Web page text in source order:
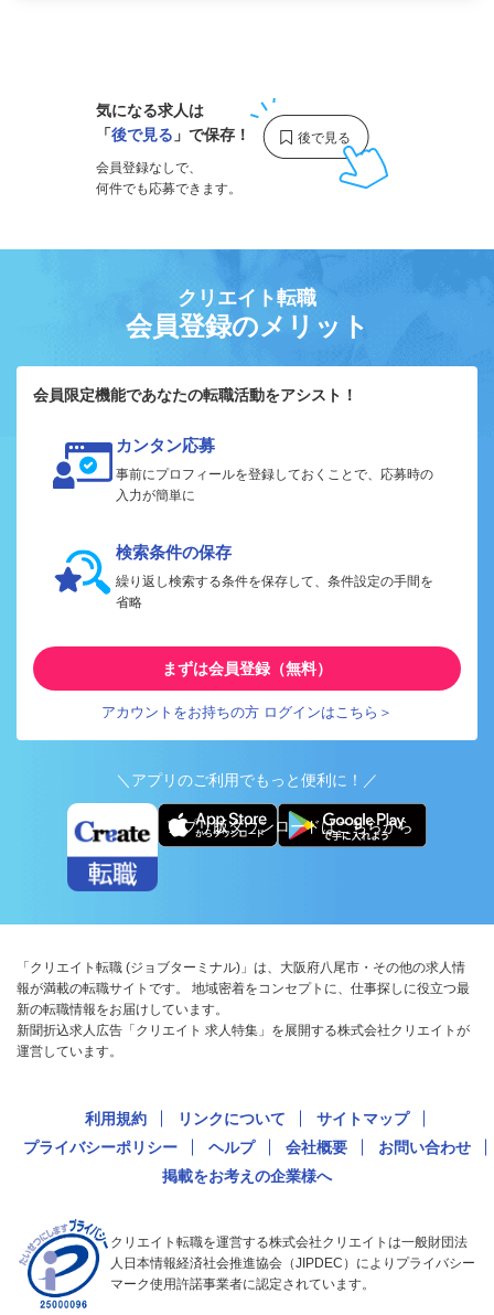
気になる求人は
「後で見る 」で保存！
会員登録なしで、
何件でも応募できます。
クリエイト転職
会員登録のメリット
会員限定機能であなたの転職活動をアシスト！
カンタン応募
事前にプロフィールを登録しておくことで、応募時の
入力が簡単に
検索条件の保存
繰り返し検索する条件を保存して、条件設定の手間を
省略
まずは会員登録（無料）
アカウントをお持ちの方 ログインはこちら＞
＼アプリのご利用でもっと便利に！／
アプリ版ダウンロードはこちらから
「クリエイト転職 (ジョブターミナル)」は、大阪府八尾市・その他の求人情
報が満載の転職サイトです。 地域密着をコンセプトに、仕事探しに役立つ最
新の転職情報をお届けしています。
新聞折込求人広告「クリエイト 求人特集」を展開する株式会社クリエイトが
運営しています。
利用規約 リンクについて
サイトマップ
プライバシーポリシー
ヘルプ 会社概要
お問い合わせ
掲載をお考えの企業様へ
クリエイト転職を運営する株式会社クリエイトは一般財団法
人日本情報経済社会推進協会（JIPDEC）によりプライバシー
マーク使用許諾事業者に認定されています。